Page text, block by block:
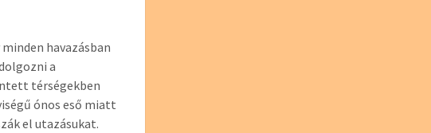
havazásban
a
térségekben
ónos eső miatt
el utazásukat.